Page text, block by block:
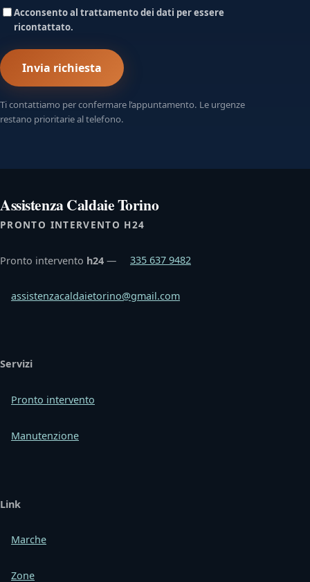
Acconsento al trattamento dei dati per essere
ricontattato.
Invia richiesta
Ti contattiamo per confermare l’appuntamento. Le urgenze
restano prioritarie al telefono.
Assistenza Caldaie Torino
PRONTO INTERVENTO H24
Pronto intervento h24 — 335 637 9482
assistenzacaldaietorino@gmail.com
Servizi
Pronto intervento
Manutenzione
Link
Marche
Zone